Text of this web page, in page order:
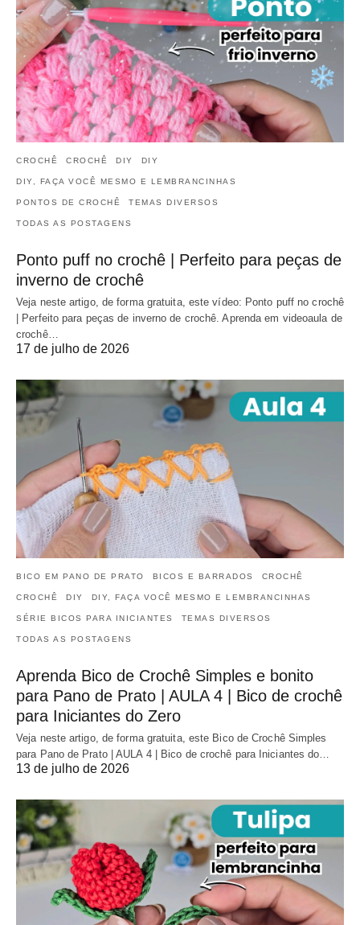
CROCHÊ CROCHÊ DIY DIY
DIY, FAÇA VOCÊ MESMO E LEMBRANCINHAS
PONTOS DE CROCHÊ TEMAS DIVERSOS
TODAS AS POSTAGENS
Ponto puff no crochê | Perfeito para peças de
inverno de crochê
Veja neste artigo, de forma gratuita, este vídeo: Ponto puff no crochê
| Perfeito para peças de inverno de crochê. Aprenda em videoaula de
crochê…
17 de julho de 2026
BICO EM PANO DE PRATO BICOS E BARRADOS CROCHÊ
CROCHÊ DIY DIY, FAÇA VOCÊ MESMO E LEMBRANCINHAS
SÉRIE BICOS PARA INICIANTES TEMAS DIVERSOS
TODAS AS POSTAGENS
Aprenda Bico de Crochê Simples e bonito
para Pano de Prato | AULA 4 | Bico de crochê
para Iniciantes do Zero
Veja neste artigo, de forma gratuita, este Bico de Crochê Simples
para Pano de Prato | AULA 4 | Bico de crochê para Iniciantes do…
13 de julho de 2026